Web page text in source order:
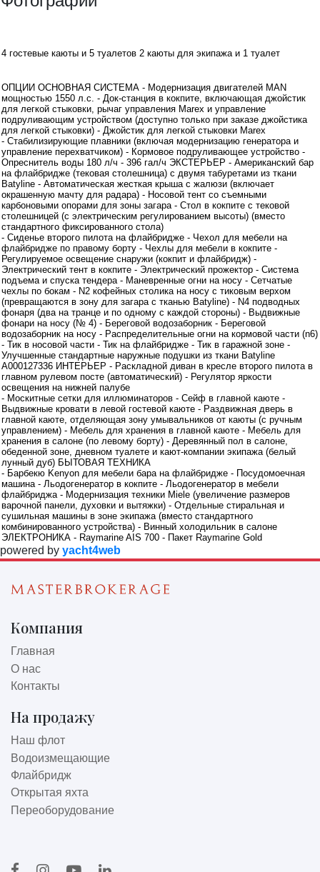
4 гостевые каюты и 5 туалетов 2 каюты для экипажа и 1 туалет
ОПЦИИ ОСНОВНАЯ СИСТЕМА - Модернизация двигателей MAN
мощностью 1550 л.с. - Док-станция в кокпите, включающая джойстик
для легкой стыковки, рычаг управления Marex и управление
подруливающим устройством (доступно только при заказе джойстика
для легкой стыковки) - Джойстик для легкой стыковки Marex
- Стабилизирующие плавники (включая модернизацию генератора и
управление перехватчиком) - Кормовое подруливающее устройство -
Опреснитель воды 180 л/ч - 396 гал/ч ЭКСТЕРЬЕР - Американский бар
на флайбридже (тековая столешница) с двумя табуретами из ткани
Batyline - Автоматическая жесткая крыша с жалюзи (включает
окрашенную мачту для радара) - Носовой тент со съемными
карбоновыми опорами для зоны загара - Стол в кокпите с тековой
столешницей (с электрическим регулированием высоты) (вместо
стандартного фиксированного стола)
- Сиденье второго пилота на флайбридже - Чехол для мебели на
флайбридже по правому борту - Чехлы для мебели в кокпите -
Регулируемое освещение снаружи (кокпит и флайбридж) -
Электрический тент в кокпите - Электрический прожектор - Система
подъема и спуска тендера - Маневренные огни на носу - Сетчатые
чехлы по бокам - N2 кофейных столика на носу с тиковым верхом
(превращаются в зону для загара с тканью Batyline) - N4 подводных
фонаря (два на транце и по одному с каждой стороны) - Выдвижные
фонари на носу (№ 4) - Береговой водозаборник - Береговой
водозаборник на носу - Распределительные огни на кормовой части (n6)
- Тик в носовой части - Тик на флайбридже - Тик в гаражной зоне -
Улучшенные стандартные наружные подушки из ткани Batyline
A000127336 ИНТЕРЬЕР - Раскладной диван в кресле второго пилота в
главном рулевом посте (автоматический) - Регулятор яркости
освещения на нижней палубе
- Москитные сетки для иллюминаторов - Сейф в главной каюте -
Выдвижные кровати в левой гостевой каюте - Раздвижная дверь в
главной каюте, отделяющая зону умывальников от каюты (с ручным
управлением) - Мебель для хранения в главной каюте - Мебель для
хранения в салоне (по левому борту) - Деревянный пол в салоне,
обеденной зоне, дневном туалете и кают-компании экипажа (белый
лунный дуб) БЫТОВАЯ ТЕХНИКА
- Барбекю Kenyon для мебели бара на флайбридже - Посудомоечная
машина - Льодогенератор в кокпите - Льодогенератор в мебели
флайбриджа - Модернизация техники Miele (увеличение размеров
варочной панели, духовки и вытяжки) - Отдельные стиральная и
сушильная машины в зоне экипажа (вместо стандартного
комбинированного устройства) - Винный холодильник в салоне
ЭЛЕКТРОНИКА - Raymarine AIS 700 - Пакет Raymarine Gold
powered by yacht4web
Компания
Главная
О нас
Контакты
На продажу
Наш флот
Водоизмещающие
Флайбридж
Открытая яхта
Переоборудование